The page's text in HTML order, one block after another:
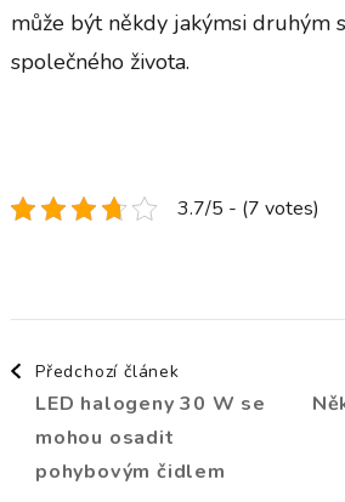
může být někdy jakýmsi druhým
společného života.
3.7/5 - (7 votes)
Navigace
příspěvku
Předchozí článek
LED halogeny 30 W se
mohou osadit
pohybovým čidlem